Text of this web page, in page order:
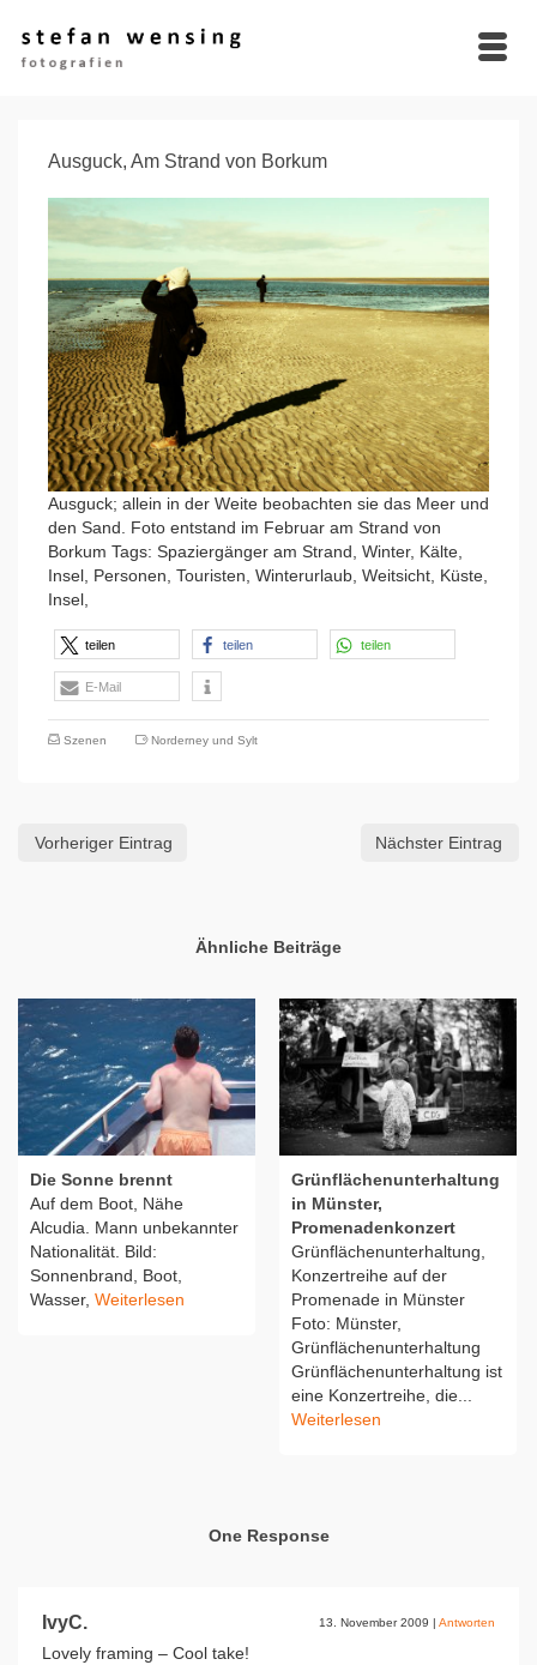
Ausguck, Am Strand von Borkum
Ausguck; allein in der Weite beobachten sie das Meer und
den Sand. Foto entstand im Februar am Strand von
Borkum Tags: Spaziergänger am Strand, Winter, Kälte,
Insel, Personen, Touristen, Winterurlaub, Weitsicht, Küste,
Insel,
teilen teilen teilen
E-Mail
Szenen Norderney und Sylt
Vorheriger Eintrag Nächster Eintrag
Ähnliche Beiträge
Die Sonne brennt
Auf dem Boot, Nähe
Alcudia. Mann unbekannter
Nationalität. Bild:
Sonnenbrand, Boot,
Wasser, Weiterlesen
Grünflächenunterhaltung
in Münster,
Promenadenkonzert
Grünflächenunterhaltung,
Konzertreihe auf der
Promenade in Münster
Foto: Münster,
Grünflächenunterhaltung
Grünflächenunterhaltung ist
eine Konzertreihe, die...
Weiterlesen
One Response
IvyC. 13. November 2009 | Antworten
Lovely framing – Cool take!